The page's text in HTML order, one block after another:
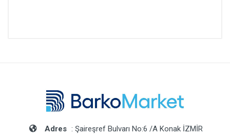
Adres : Şaireşref Bulvarı No:6 /A Konak İZMİR